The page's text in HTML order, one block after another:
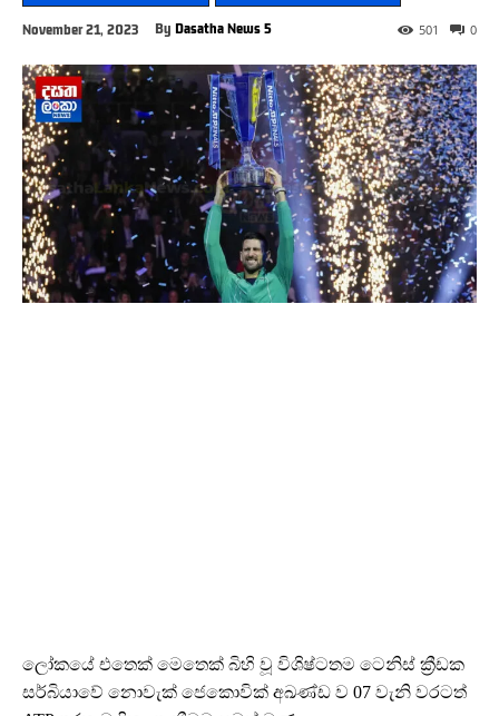
November 21, 2023 By Dasatha News 5 0
501
ලෝකයේ එතෙක් මෙතෙක් බිහි වූ විශිෂ්ටතම ටෙනිස් ක්‍රීඩක
සර්බියාවේ නොවැක් ජෙකොවික් අඛණ්ඩ ව 07 වැනි වරටත්